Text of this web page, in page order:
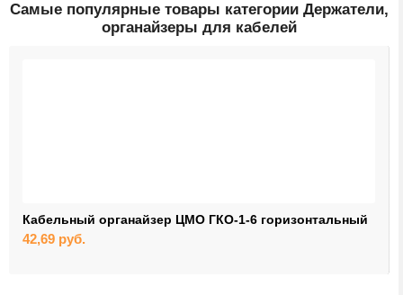
Самые популярные товары категории Держатели,
органайзеры для кабелей
Кабельный органайзер ЦМО ГКО-1-6 горизонтальный
42,69 руб.